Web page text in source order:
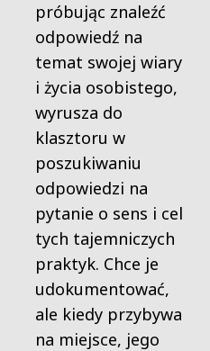
próbując znaleźć
odpowiedź na
temat swojej wiary
i życia osobistego,
wyrusza do
klasztoru w
poszukiwaniu
odpowiedzi na
pytanie o sens i cel
tych tajemniczych
praktyk. Chce je
udokumentować,
ale kiedy przybywa
na miejsce, jego